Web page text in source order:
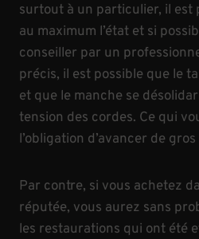
surtout à un particulier, il
au maximum l’état et si
conseiller par un
précis, il est possible que le
et que le manche se
tension des cordes. Ce qui
l’obligation d’avancer de
Par contre, si vous achetez
réputée, vous aurez sans
les restaurations qui ont été